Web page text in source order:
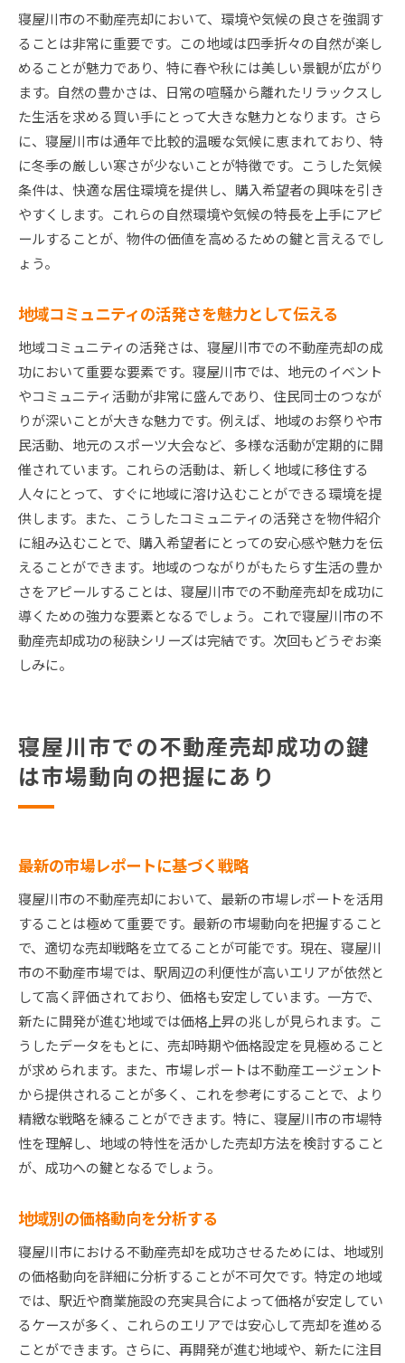
寝屋川市の不動産売却において、環境や気候の良さを強調す
ることは非常に重要です。この地域は四季折々の自然が楽し
めることが魅力であり、特に春や秋には美しい景観が広がり
ます。自然の豊かさは、日常の喧騒から離れたリラックスし
た生活を求める買い手にとって大きな魅力となります。さら
に、寝屋川市は通年で比較的温暖な気候に恵まれており、特
に冬季の厳しい寒さが少ないことが特徴です。こうした気候
条件は、快適な居住環境を提供し、購入希望者の興味を引き
やすくします。これらの自然環境や気候の特長を上手にアピ
ールすることが、物件の価値を高めるための鍵と言えるでし
ょう。
地域コミュニティの活発さを魅力として伝える
地域コミュニティの活発さは、寝屋川市での不動産売却の成
功において重要な要素です。寝屋川市では、地元のイベント
やコミュニティ活動が非常に盛んであり、住民同士のつなが
りが深いことが大きな魅力です。例えば、地域のお祭りや市
民活動、地元のスポーツ大会など、多様な活動が定期的に開
催されています。これらの活動は、新しく地域に移住する
人々にとって、すぐに地域に溶け込むことができる環境を提
供します。また、こうしたコミュニティの活発さを物件紹介
に組み込むことで、購入希望者にとっての安心感や魅力を伝
えることができます。地域のつながりがもたらす生活の豊か
さをアピールすることは、寝屋川市での不動産売却を成功に
導くための強力な要素となるでしょう。これで寝屋川市の不
動産売却成功の秘訣シリーズは完結です。次回もどうぞお楽
しみに。
寝屋川市での不動産売却成功の鍵
は市場動向の把握にあり
最新の市場レポートに基づく戦略
寝屋川市の不動産売却において、最新の市場レポートを活用
することは極めて重要です。最新の市場動向を把握すること
で、適切な売却戦略を立てることが可能です。現在、寝屋川
市の不動産市場では、駅周辺の利便性が高いエリアが依然と
して高く評価されており、価格も安定しています。一方で、
新たに開発が進む地域では価格上昇の兆しが見られます。こ
うしたデータをもとに、売却時期や価格設定を見極めること
が求められます。また、市場レポートは不動産エージェント
から提供されることが多く、これを参考にすることで、より
精緻な戦略を練ることができます。特に、寝屋川市の市場特
性を理解し、地域の特性を活かした売却方法を検討すること
が、成功への鍵となるでしょう。
地域別の価格動向を分析する
寝屋川市における不動産売却を成功させるためには、地域別
の価格動向を詳細に分析することが不可欠です。特定の地域
では、駅近や商業施設の充実具合によって価格が安定してい
るケースが多く、これらのエリアでは安心して売却を進める
ことができます。さらに、再開発が進む地域や、新たに注目